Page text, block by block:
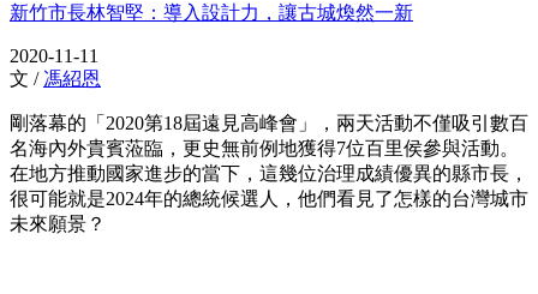
新竹市長林智堅：導入設計力，讓古城煥然一新
2020-11-11
文 / 馮紹恩
剛落幕的「2020第18屆遠見高峰會」，兩天活動不僅吸引數百
名海內外貴賓蒞臨，更史無前例地獲得7位百里侯參與活動。
在地方推動國家進步的當下，這幾位治理成績優異的縣市長，
很可能就是2024年的總統候選人，他們看見了怎樣的台灣城市
未來願景？